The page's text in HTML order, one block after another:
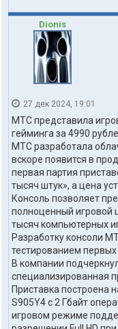
Dionis
27 дек 2024, 19:01
МТС представила
гейминга за 4990
МТС разработала
вскоре появится в
первая партия
тысяч штук», а цена
Консоль позволяет
полноценный игровой
тысяч компьютерных
Разработку консоли
тестированием
В компании
специализированная
Приставка построена
S905Y4 с 2 Гбайт
игровом режиме